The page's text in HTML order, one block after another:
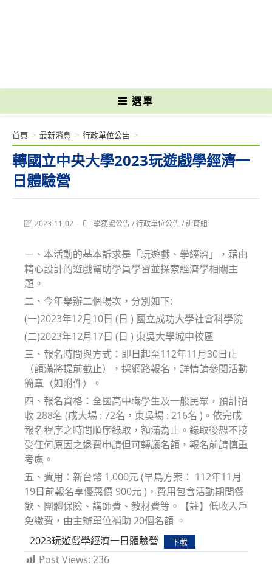
選單
轉國立中央大學2023玩遊戲學經濟一
日體驗營
首頁 > 最新消息 > 行政單位公告 >
Post2023-11-02
Post學務處公告/行政單位公告/訓育組
一、本活動的基本訴求是「玩遊戲、學經濟」，藉由
精心設計的遊戲幫助學員學習並探索經濟學相關主
題。
二、今年舉辦二個場次，分別如下:
(一)2023年12月10日 (日 ) 國立成功大學社會科學院
(二)2023年12月17日 (日 ) 東吳大學城中校區
三、報名時間與方式：即日起至112年11月30日止
（額滿將提前截止），採網路報名，詳情請參閱活動
簡章（如附件）。
四、報名資格：全國高中職學生及一般民眾，預計招
收 288名 (成大場 : 72名，東吳場 : 216名 )。依完成
報名程序之時間順序錄取，額滿為止。錄取後恕不接
受任何原因之退費申請但可轉讓名額，報名前請慎重
考慮。
五、費用：新台幣 1,000元 (早鳥方案： 112年11月
19日前報名享優惠價 900元 )，費用包含活動期間餐
飲、團體保險、講師費、教材費等。【註】低收入戶
免繳費，由主辦單位補助 20個名額 。
2023玩遊戲學經濟一日體驗營
下載
Post Views: 236